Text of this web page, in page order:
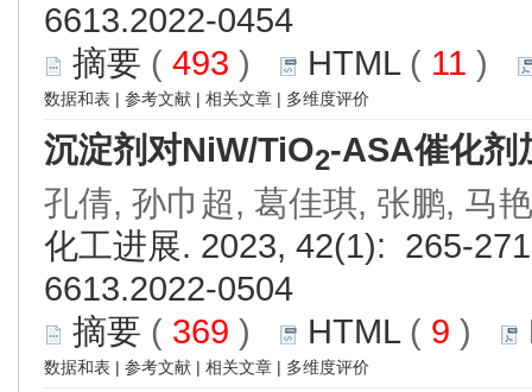
6613.2022-0454
摘要 ( 493 ) HTML( 11 )
数据和表 | 参考文献 | 相关文章 | 多维度评价
沉淀剂对NiW/TiO2-ASA催化剂
孔倩, 孙巾超, 葛佳琪, 张鹏, 马
化工进展. 2023, 42(1): 265-
6613.2022-0504
摘要 ( 369 ) HTML( 9 )
数据和表 | 参考文献 | 相关文章 | 多维度评价